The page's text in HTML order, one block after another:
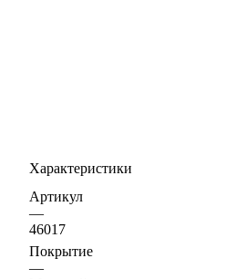
Характеристики
Артикул
—
46017
Покрытие
—